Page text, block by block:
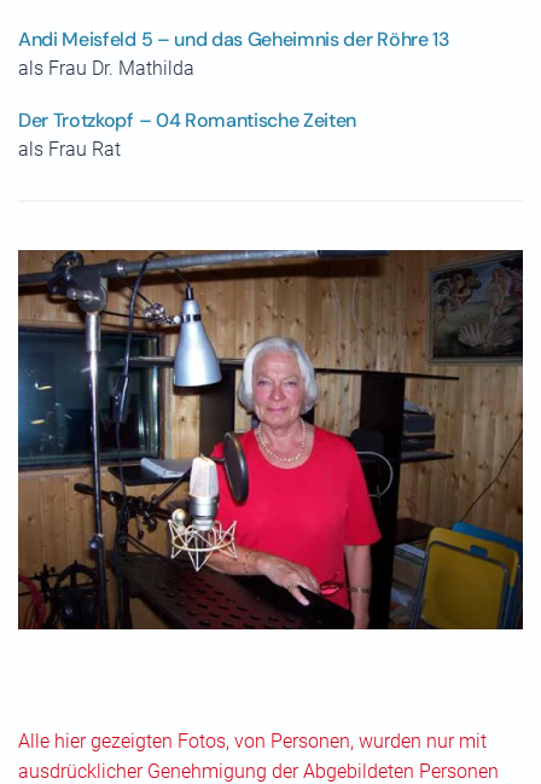
Andi Meisfeld 5 – und das Geheimnis der Röhre 13
als Frau Dr. Mathilda
Der Trotzkopf – 04 Romantische Zeiten
als Frau Rat
Alle hier gezeigten Fotos, von Personen, wurden nur mit
ausdrücklicher Genehmigung der Abgebildeten Personen